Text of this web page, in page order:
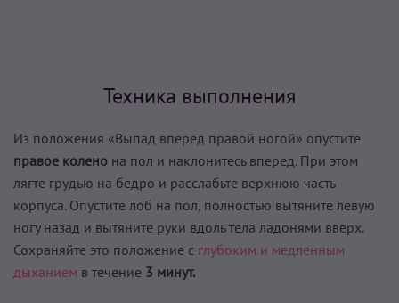
Техника выполнения
Из положения «Выпад вперед правой ногой» опустите
правое колено на пол и наклонитесь вперед. При этом
лягте грудью на бедро и расслабьте верхнюю часть
корпуса. Опустите лоб на пол, полностью вытяните левую
ногу назад и вытяните руки вдоль тела ладонями вверх.
Сохраняйте это положение с глубо­ким и медленным
дыханием в течение 3 минут.